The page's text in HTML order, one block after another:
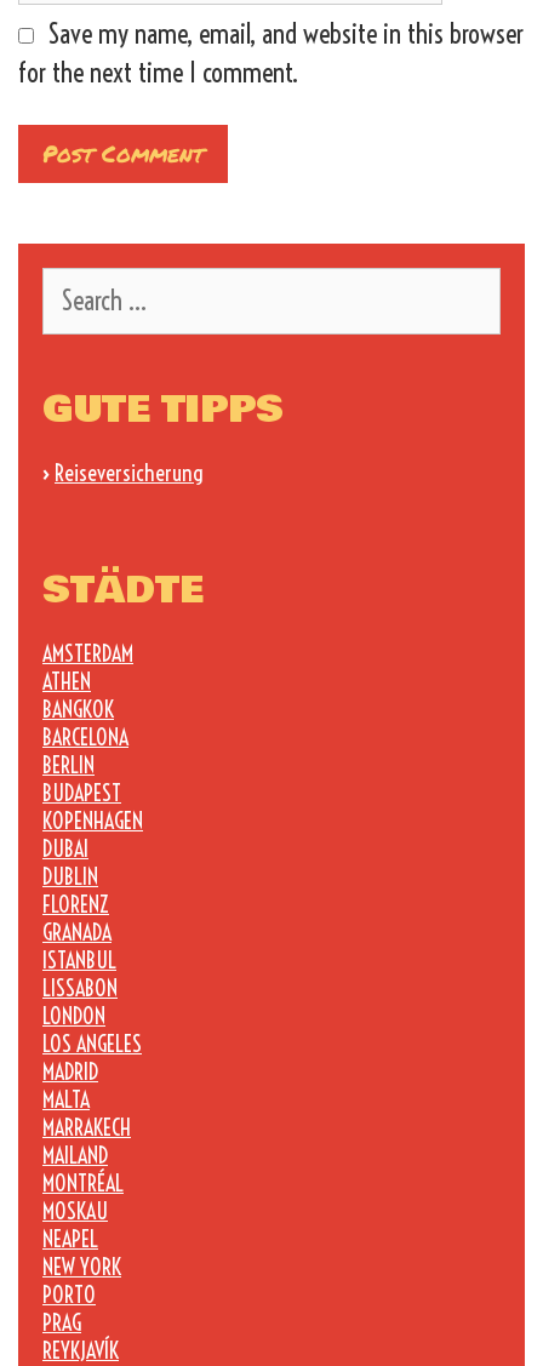
Save my name, email, and website in this browser
for the next time I comment.
for:
GUTE TIPPS
› Reiseversicherung
STÄDTE
AMSTERDAM
ATHEN
BANGKOK
BARCELONA
BERLIN
BUDAPEST
KOPENHAGEN
DUBAI
DUBLIN
FLORENZ
GRANADA
ISTANBUL
LISSABON
LONDON
LOS ANGELES
MADRID
MALTA
MARRAKECH
MAILAND
MONTRÉAL
MOSKAU
NEAPEL
NEW YORK
PORTO
PRAG
REYKJAVÍK